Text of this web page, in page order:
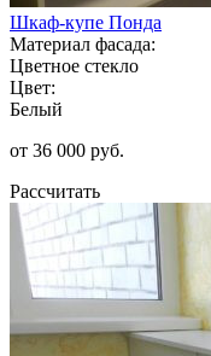
Шкаф-купе Понда
Материал фасада:
Цветное стекло
Цвет:
Белый
от 36 000 руб.
Рассчитать